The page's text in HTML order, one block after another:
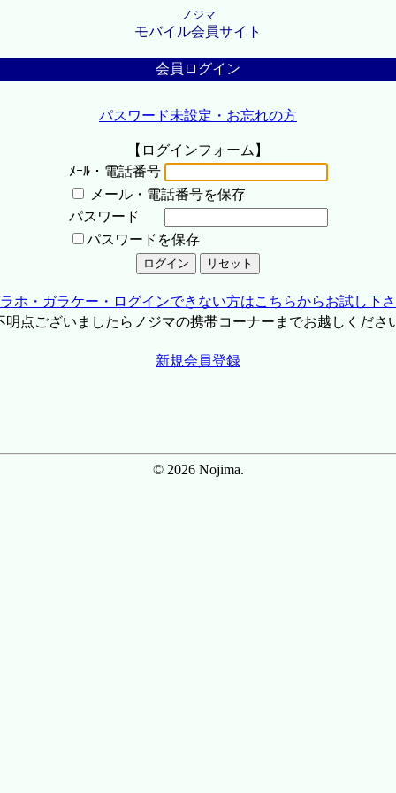
ノジマ
モバイル会員サイト
会員ログイン
パスワード未設定・お忘れの方
【ログインフォーム】
ﾒｰﾙ・電話番号
メール・電話番号を保存
パスワード
パスワードを保存
ホ・ガラケー・ログインできない方はこちらからお試し下
点ございましたらノジマの携帯コーナーまでお越しくださ
新規会員登録
© 2026 Nojima.